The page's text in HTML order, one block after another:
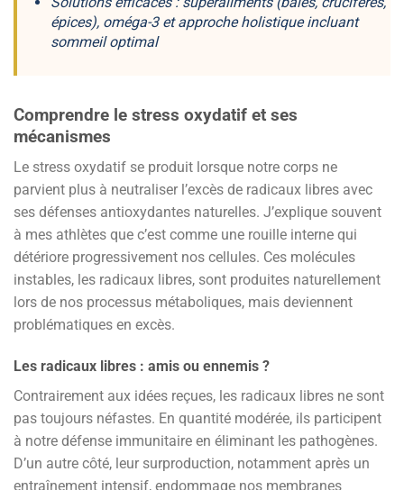
épices), oméga-3 et approche holistique incluant
sommeil optimal
Comprendre le stress oxydatif et ses
mécanismes
Le stress oxydatif se produit lorsque notre corps ne
parvient plus à neutraliser l’excès de radicaux libres avec
ses défenses antioxydantes naturelles. J’explique souvent
à mes athlètes que c’est comme une rouille interne qui
détériore progressivement nos cellules. Ces molécules
instables, les radicaux libres, sont produites naturellement
lors de nos processus métaboliques, mais deviennent
problématiques en excès.
Les radicaux libres : amis ou ennemis ?
Contrairement aux idées reçues, les radicaux libres ne sont
pas toujours néfastes. En quantité modérée, ils participent
à notre défense immunitaire en éliminant les pathogènes.
D’un autre côté, leur surproduction, notamment après un
entraînement intensif, endommage nos membranes